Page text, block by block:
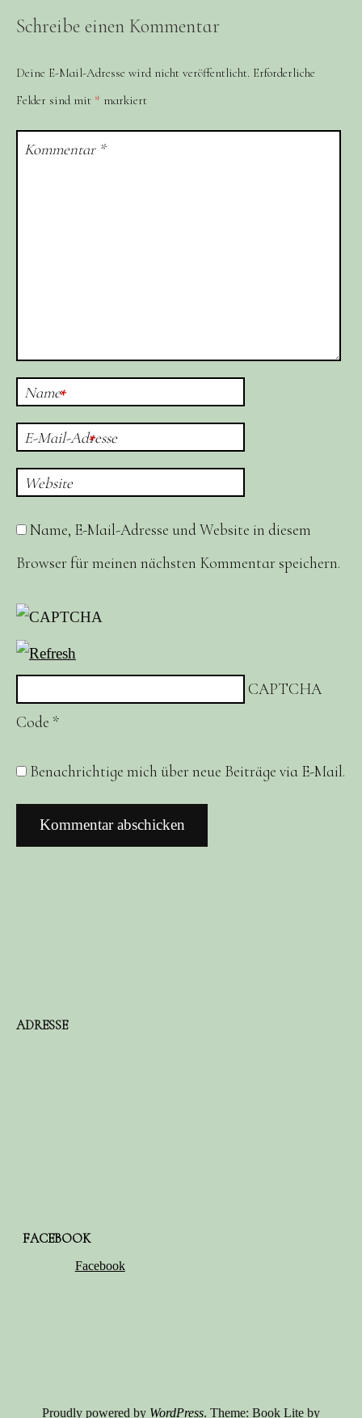
Schreibe einen Kommentar
Deine E-Mail-Adresse wird nicht veröffentlicht. Erforderliche
Felder sind mit * markiert
Kommentar *
Name*
E-Mail-Adresse
*
Website
Name, E-Mail-Adresse und Website in diesem
Browser für meinen nächsten Kommentar speichern.
CAPTCHA
Code *
Benachrichtige mich über neue Beiträge via E-Mail.
ADRESSE
FACEBOOK
Facebook
Proudly powered by WordPress. Theme: Book Lite by